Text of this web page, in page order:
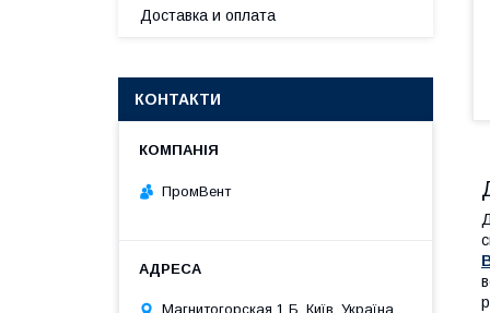
Доставка и оплата
КОНТАКТИ
ПромВент
Магнитогорская 1 Б, Київ, Україна